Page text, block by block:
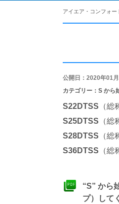
アイエア・コンフォー
公開日：2020年01
カテゴリー： S から
S22DTSS （総
S25DTSS （総
S28DTSS （総
S36DTSS （総
“S” から
プ）して